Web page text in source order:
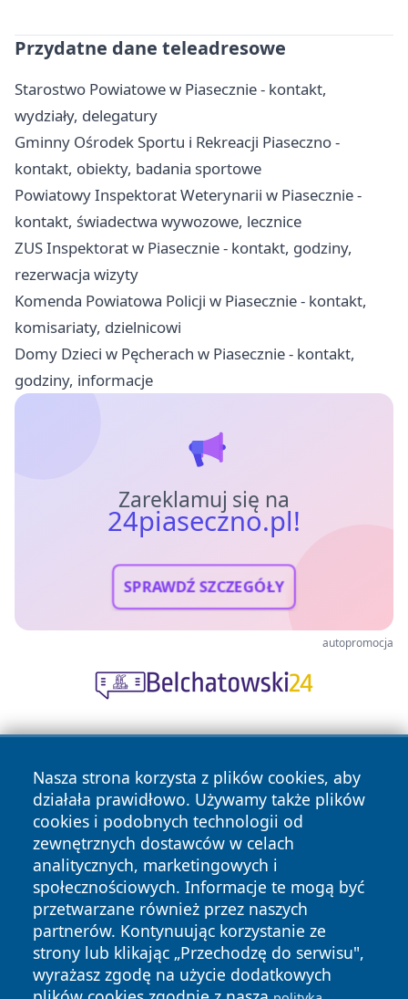
Przydatne dane teleadresowe
Starostwo Powiatowe w Piasecznie - kontakt,
wydziały, delegatury
Gminny Ośrodek Sportu i Rekreacji Piaseczno -
kontakt, obiekty, badania sportowe
Powiatowy Inspektorat Weterynarii w Piasecznie -
kontakt, świadectwa wywozowe, lecznice
ZUS Inspektorat w Piasecznie - kontakt, godziny,
rezerwacja wizyty
Komenda Powiatowa Policji w Piasecznie - kontakt,
komisariaty, dzielnicowi
Domy Dzieci w Pęcherach w Piasecznie - kontakt,
godziny, informacje
Zareklamuj się na
24piaseczno.pl!
SPRAWDŹ SZCZEGÓŁY
autopromocja
Nasza strona korzysta z plików cookies, aby
działała prawidłowo. Używamy także plików
cookies i podobnych technologii od
zewnętrznych dostawców w celach
analitycznych, marketingowych i
społecznościowych. Informacje te mogą być
przetwarzane również przez naszych
partnerów. Kontynuując korzystanie ze
strony lub klikając „Przechodzę do serwisu",
wyrażasz zgodę na użycie dodatkowych
Copyright © 2026 24piaseczno.pl Wszystkie prawa
zastrzeżone.
News Autorzy
Polityka
Prywatności
Polityka
Cookies